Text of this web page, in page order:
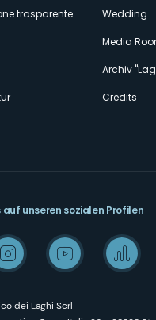
trasparente Wedding
Media
Archiv
Credits
dei Laghi Scrl
auf unseren sozialen Profilen